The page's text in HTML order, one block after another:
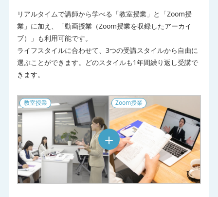
vol.7 買い付けと価格交渉のテクニック
★★★★★ 2026/07/12
税金は今までの中で1番難しかったです。 2回転し
ましたが、まだまだ学習が必要だと思いました。 分
た。
vol.13 物件力を高めるリノベーションテクニック／
vol.14 利益を守る税金マネジメント
★★★★★ 2026/07/12
vol.13 物件力を高めるリノベーションテクニック／
リアルタイムで講師から学べる「教室授業」と「Zoom授
業」に加え、「動画授業（Zoom授業を収録したアーカイ
ブ）」も利用可能です。
ライフスタイルに合わせて、3つの受講スタイルから自由に
選ぶことができます。どのスタイルも1年間繰り返し受講で
きます。
教室授業 Zoom授業
＋